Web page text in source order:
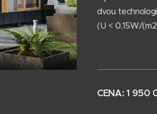
dvou
(U < 0,15W/
CENA: 1 950